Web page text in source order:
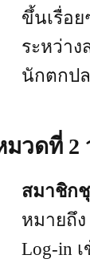
ขึ้นเรื่อ
ระหว่า
นักตกป
มวดที่ 2
สมาชิก
หมายถึ
Log-in